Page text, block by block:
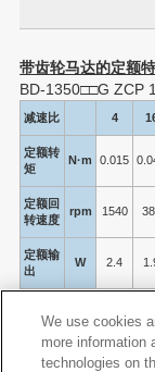
带齿轮马达的定额
BD-1350□□G ZCP
减速比 4
定额转
矩
N·m 0.015
定额回
转速度
rpm 1540
定额输
出
W 2.4
Note*1：使用带 ※
输出转矩。
We use cookies
more information
technologies on